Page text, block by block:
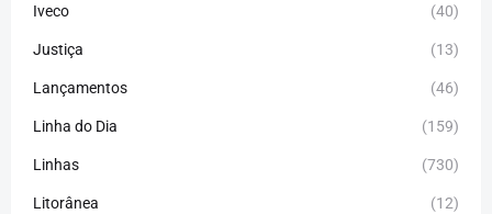
Iveco (40)
Justiça (13)
Lançamentos (46)
Linha do Dia (159)
Linhas (730)
Litorânea (12)